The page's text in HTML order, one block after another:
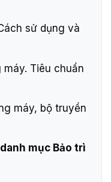
sử dụng và
Tiêu chuẩn
máy, bộ truyền
mục Bảo trì